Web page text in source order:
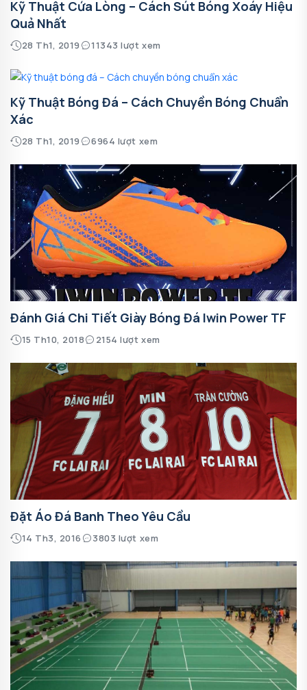
Kỹ Thuật Cứa Lòng – Cách Sút Bóng Xoáy Hiệu
Quả Nhất
28 Th1, 2019 11343 lượt xem
Kỹ Thuật Bóng Đá – Cách Chuyền Bóng Chuẩn
Xác
28 Th1, 2019 6964 lượt xem
Đánh Giá Chi Tiết Giày Bóng Đá Iwin Power TF
15 Th10, 2018 2154 lượt xem
Đặt Áo Đá Banh Theo Yêu Cầu
14 Th3, 2016 3803 lượt xem